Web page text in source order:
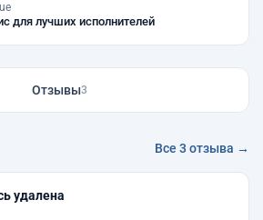
для лучших исполнителей
Отзывы3
Все 3 отзыва →
удалена